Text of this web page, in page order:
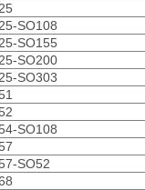
SO108
SO155
SO200
SO303
SO108
SO52